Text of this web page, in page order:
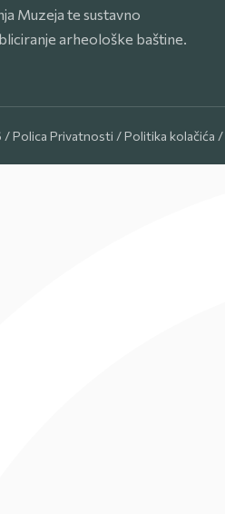
Muzeja te sustavno
arheološke baštine.
/Polica Privatnosti /Politika kolačića /